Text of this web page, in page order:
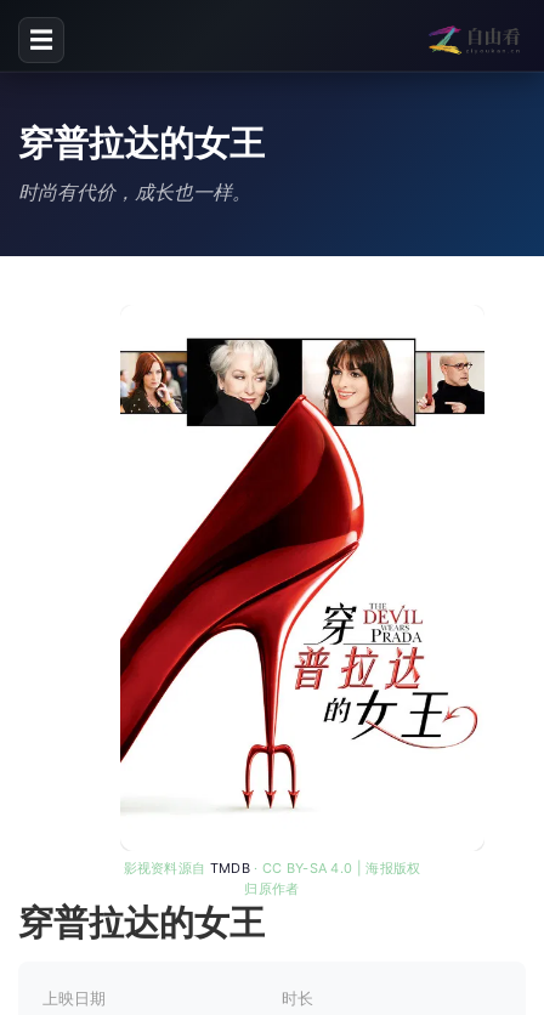
☰
穿普拉达的女王
时尚有代价，成长也一样。
影视资料源自 TMDB· CC BY-SA 4.0 | 海报版权
归原作者
穿普拉达的女王
上映日期 时长